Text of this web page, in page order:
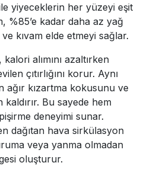
yiyeceklerin her yüzeyi eşit
%85’e kadar daha az yağ
kıvam elde etmeyi sağlar.
alımını azaltırken
çıtırlığını korur. Aynı
ağır kızartma kokusunu ve
kaldırır. Bu sayede hem
deneyimi sunar.
dağıtan hava sirkülasyon
veya yanma olmadan
oluşturur.